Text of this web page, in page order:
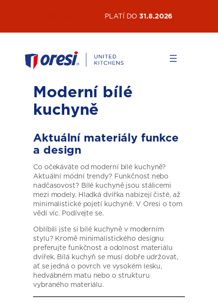
PLATÍ DO31.8.2026
Moderní bílé
kuchyně
Aktuální materiály funkce
a design
Co očekáváte od moderní bílé kuchyně?
Aktuální módní trendy? Funkčnost nebo
nadčasovost? Bílé kuchyně jsou stálicemi
mezi modely. Hladká dvířka nabízejí čisté, až
minimalistické pojetí kuchyně. V Oresi o tom
vědí víc. Podívejte se.
Oblíbili jste si bílé kuchyně v moderním
stylu? Kromě minimalistického designu
preferujte funkčnost a odolnost materiálu
dvířek. Bílá kuchyň se musí dobře udržovat,
ať se jedná o povrch ve vysokém lesku,
hedvábném matu nebo o strukturu
vybraného materiálu.